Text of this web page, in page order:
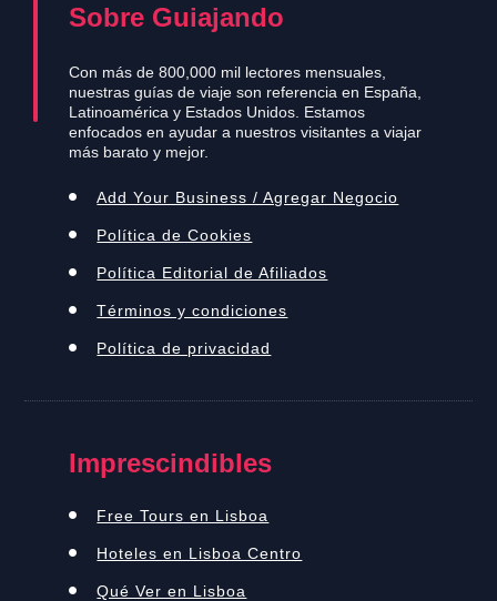
Sobre Guiajando
Con más de 800,000 mil lectores mensuales,
nuestras guías de viaje son referencia en España,
Latinoamérica y Estados Unidos. Estamos
enfocados en ayudar a nuestros visitantes a viajar
más barato y mejor.
Add Your Business / Agregar Negocio
Política de Cookies
Política Editorial de Afiliados
Términos y condiciones
Política de privacidad
Imprescindibles
Free Tours en Lisboa
Hoteles en Lisboa Centro
Qué Ver en Lisboa